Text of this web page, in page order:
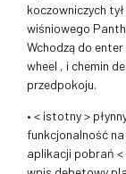
koczowniczych
wiśniowego
Wchodzą do
wheel , i chemin
przedpokoju.
• < istotny >
funkcjonalność
aplikacji pobrań <